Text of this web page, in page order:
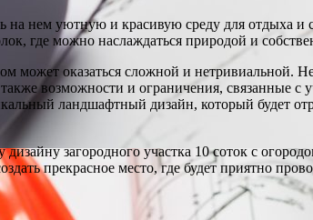
на нем уютную и красивую среду для
где можно наслаждаться природой и
может оказаться сложной и нетривиальной.
возможности и ограничения, связанные
ландшафтный дизайн, который будет
загородного участка 10 соток с
прекрасное место, где будет приятно